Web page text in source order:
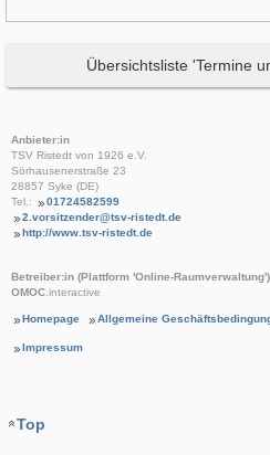
Übersichtsliste 'Termine
Anbieter:in
TSV Ristedt von 1926 e.V.
Sörhausenerstraße 23
28857 Syke (DE)
Tel.:
01724582599
2.vorsitzender@tsv-ristedt.de
http://www.tsv-ristedt.de
Betreiber:in (Plattform 'Online-Raumverwaltung')
OMOC.interactive
Homepage Allgemeine
Impressum
Top